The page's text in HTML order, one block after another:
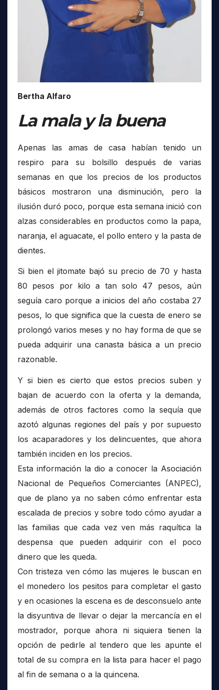
Bertha Alfaro
La mala y la buena
Apenas las amas de casa habían tenido un
respiro para su bolsillo después de varias
semanas en que los precios de los productos
básicos mostraron una disminución, pero la
ilusión duró poco, porque esta semana inició con
alzas considerables en productos como la papa,
naranja, el aguacate, el pollo entero y la pasta de
dientes.
Si bien el jitomate bajó su precio de 70 y hasta
80 pesos por kilo a tan solo 47 pesos, aún
seguía caro porque a inicios del año costaba 27
pesos, lo que significa que la cuesta de enero se
prolongó varios meses y no hay forma de que se
pueda adquirir una canasta básica a un precio
razonable.
Y si bien es cierto que estos precios suben y
bajan de acuerdo con la oferta y la demanda,
además de otros factores como la sequía que
azotó algunas regiones del país y por supuesto
los acaparadores y los delincuentes, que ahora
también inciden en los precios.
Esta información la dio a conocer la Asociación
Nacional de Pequeños Comerciantes (ANPEC),
que de plano ya no saben cómo enfrentar esta
escalada de precios y sobre todo cómo ayudar a
las familias que cada vez ven más raquítica la
despensa que pueden adquirir con el poco
dinero que les queda.
Con tristeza ven cómo las mujeres le buscan en
el monedero los pesitos para completar el gasto
y en ocasiones la escena es de desconsuelo ante
la disyuntiva de llevar o dejar la mercancía en el
mostrador, porque ahora ni siquiera tienen la
opción de pedirle al tendero que les apunte el
total de su compra en la lista para hacer el pago
al fin de semana o a la quincena.